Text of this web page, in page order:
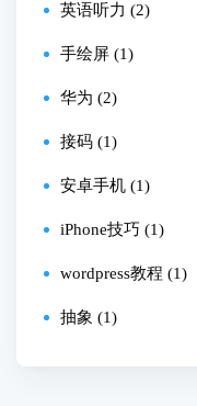
英语听力 (2)
手绘屏 (1)
华为 (2)
接码 (1)
安卓手机 (1)
iPhone技巧 (1)
wordpress教程 (1)
抽象 (1)